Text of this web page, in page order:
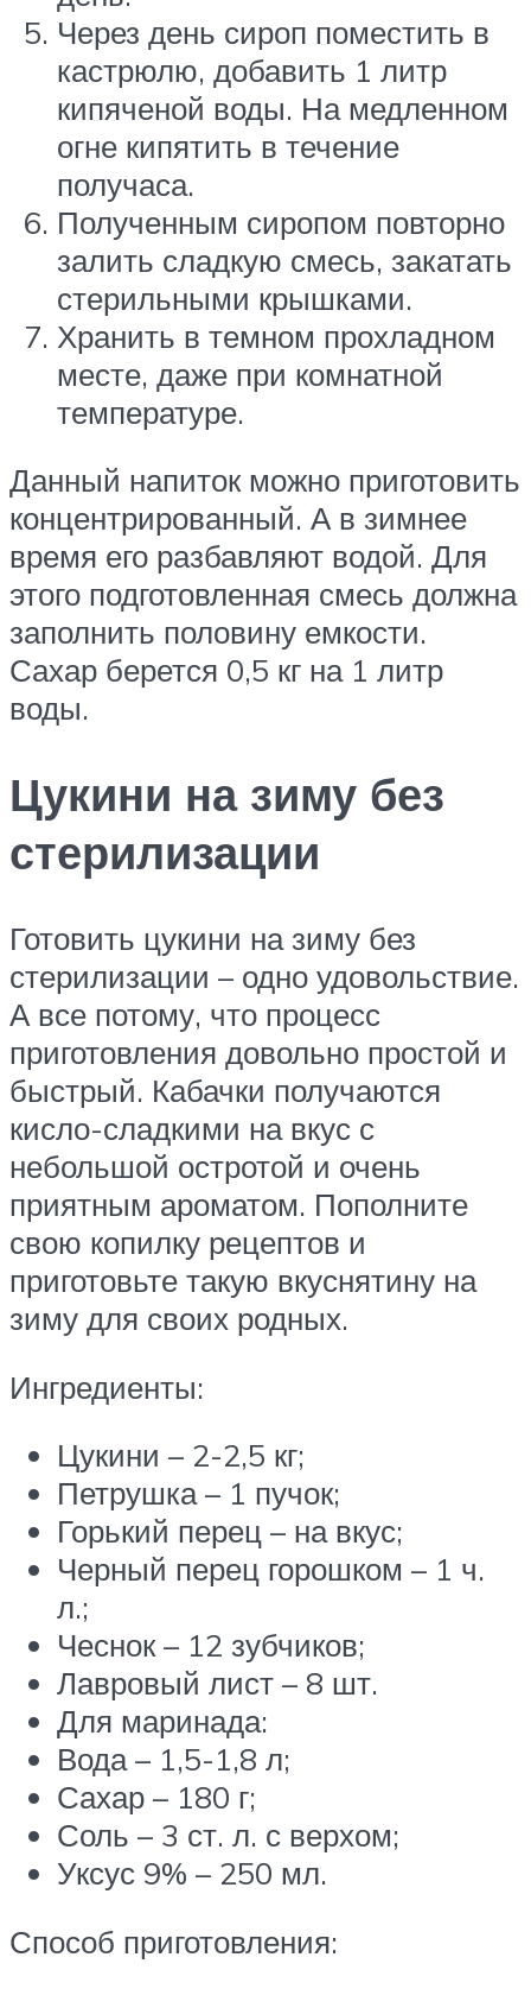
Через день сироп поместить в
кастрюлю, добавить 1 литр
кипяченой воды. На медленном
огне кипятить в течение
получаса.
Полученным сиропом повторно
залить сладкую смесь, закатать
стерильными крышками.
Хранить в темном прохладном
месте, даже при комнатной
температуре.
Данный напиток можно приготовить
концентрированный. А в зимнее
время его разбавляют водой. Для
этого подготовленная смесь должна
заполнить половину емкости.
Сахар берется 0,5 кг на 1 литр
воды.
Цукини на зиму без
стерилизации
Готовить цукини на зиму без
стерилизации – одно удовольствие.
А все потому, что процесс
приготовления довольно простой и
быстрый. Кабачки получаются
кисло-сладкими на вкус с
небольшой остротой и очень
приятным ароматом. Пополните
свою копилку рецептов и
приготовьте такую вкуснятину на
зиму для своих родных.
Ингредиенты:
Цукини – 2-2,5 кг;
Петрушка – 1 пучок;
Горький перец – на вкус;
Черный перец горошком – 1 ч.
л.;
Чеснок – 12 зубчиков;
Лавровый лист – 8 шт.
Для маринада:
Вода – 1,5-1,8 л;
Сахар – 180 г;
Соль – 3 ст. л. с верхом;
Уксус 9% – 250 мл.
Способ приготовления: